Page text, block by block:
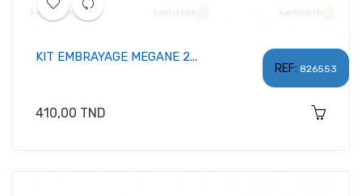
REF: 826553
KIT EMBRAYAGE MEGANE 2...
Prix
410,00 TND